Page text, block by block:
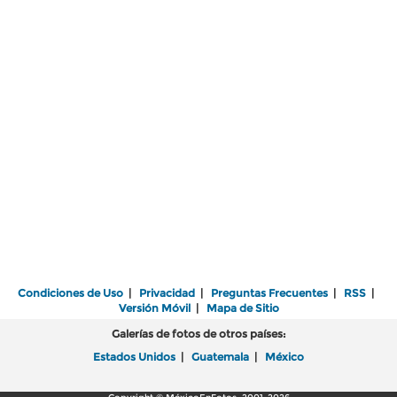
Condiciones de Uso | Privacidad | Preguntas Frecuentes | RSS |
Versión Móvil| Mapa de Sitio
Galerías de fotos de otros países:
Estados Unidos | Guatemala | México